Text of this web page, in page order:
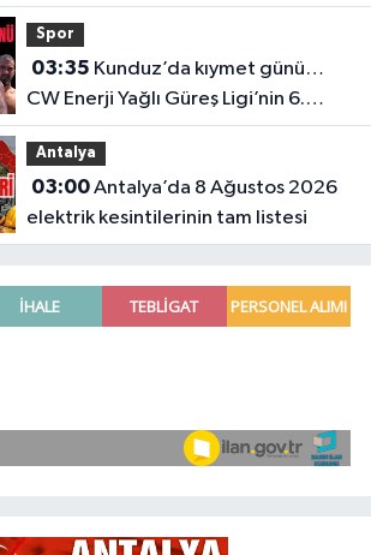
Spor
03:35
CW Enerji Yağlı Güreş Ligi’nin 6.
Etabı öncesi nefesler tutuldu
Antalya
03:00Antalya’da 8 Ağustos 2026
elektrik kesintilerinin tam listesi